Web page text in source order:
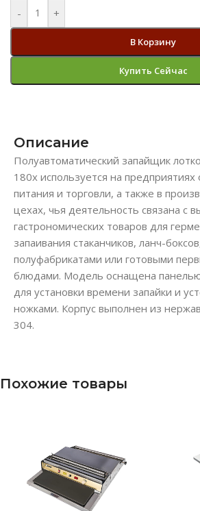
- +
В Корзину
Купить Сейчас
Описание
Полуавтоматический запайщик
180x используется на
питания и торговли, а также в
цехах, чья деятельность связана с
гастрономических товаров для
запаивания стаканчиков, ланч-
полуфабрикатами или готовыми
блюдами. Модель оснащена
для установки времени запайки и
ножками. Корпус выполнен из
304.
Похожие товары